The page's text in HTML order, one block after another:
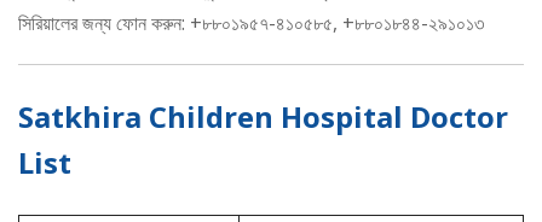
সিরিয়ালের জন্য ফোন করুন: +৮৮০১৯৫৭-৪১০৫৮৫, +৮৮০১৮৪৪-২৯১০১৩
Satkhira Children Hospital Doctor
List